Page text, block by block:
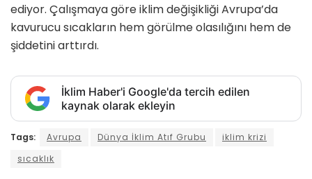
ediyor. Çalışmaya göre iklim değişikliği Avrupa’da
kavurucu sıcakların hem görülme olasılığını hem de
şiddetini arttırdı.
İklim Haber'i Google'da tercih edilen
kaynak olarak ekleyin
Tags: Avrupa Dünya İklim Atıf Grubu
iklim krizi
sıcaklık